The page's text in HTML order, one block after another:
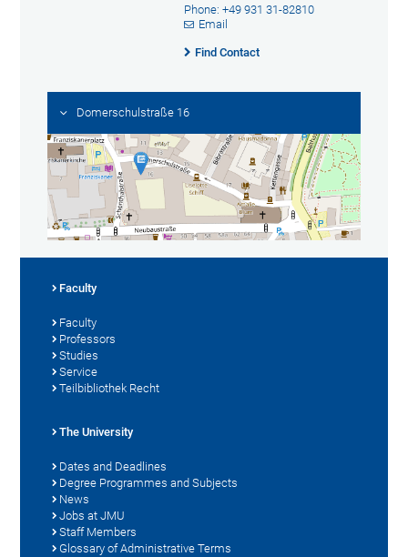
Phone: +49 931 31-82810
Email
Find Contact
Domerschulstraße 16
Faculty
Faculty
Professors
Studies
Service
Teilbibliothek Recht
The University
Dates and Deadlines
Degree Programmes and Subjects
News
Jobs at JMU
Staff Members
Glossary of Administrative Terms